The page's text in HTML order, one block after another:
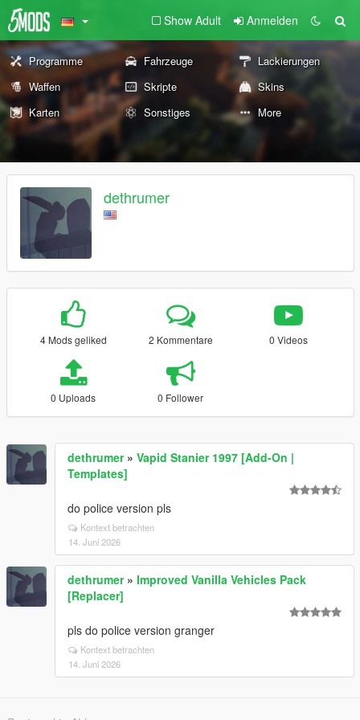
Show Adult Anmelden
Programme Fahrzeuge
Lackierungen
Waffen
Skripte
Skins
Karten
Sonstiges More
dethrumer
4 Mods geliked 2 Kommentare 0 Videos
0 Uploads 0 Follower
dethrumer» Vapid Stanier 1997 [Add-On |
Templates]
do police version pls
Kontext betrachten
14. Juni 2026
dethrumer» Improved Vanilla Vehicles Pack
[Replacer]
pls do police version granger
Kontext betrachten
14. Juni 2026